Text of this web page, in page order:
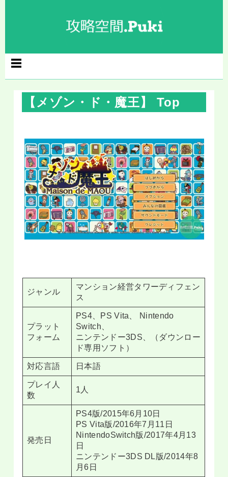
テ
ン
へ
プ
【メゾン・ド・魔王】 Top
ジャンル
マンション経営タワーディフェン
ス
プラット
フォーム
PS4、PS Vita、 Nintendo
Switch、
ニンテンドー3DS、（ダウンロー
ド専用ソフト）
対応言語 日本語
プレイ人
数
1人
発売日
PS4版/2015年6月10日
PS Vita版/2016年7月11日
NintendoSwitch版/2017年4月13
日
ニンテンドー3DS DL版/2014年8
月6日